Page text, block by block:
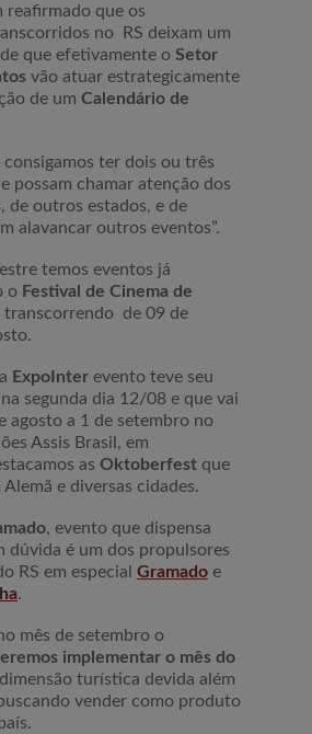
reafirmado que os
no RS deixam um
que efetivamente o Setor
vão atuar estrategicamente
de um Calendário de
consigamos ter dois ou três
possam chamar atenção dos
de outros estados, e de
alavancar outros eventos”.
temos eventos já
o Festival de Cinema de
transcorrendo de 09 de
ExpoInter evento teve seu
segunda dia 12/08 e que vai
agosto a 1 de setembro no
Assis Brasil, em
as Oktoberfest que
e diversas cidades.
, evento que dispensa
dúvida é um dos propulsores
RS em especial Gramado e
.
mês de setembro o
implementar o mês do
turística devida além
vender como produto